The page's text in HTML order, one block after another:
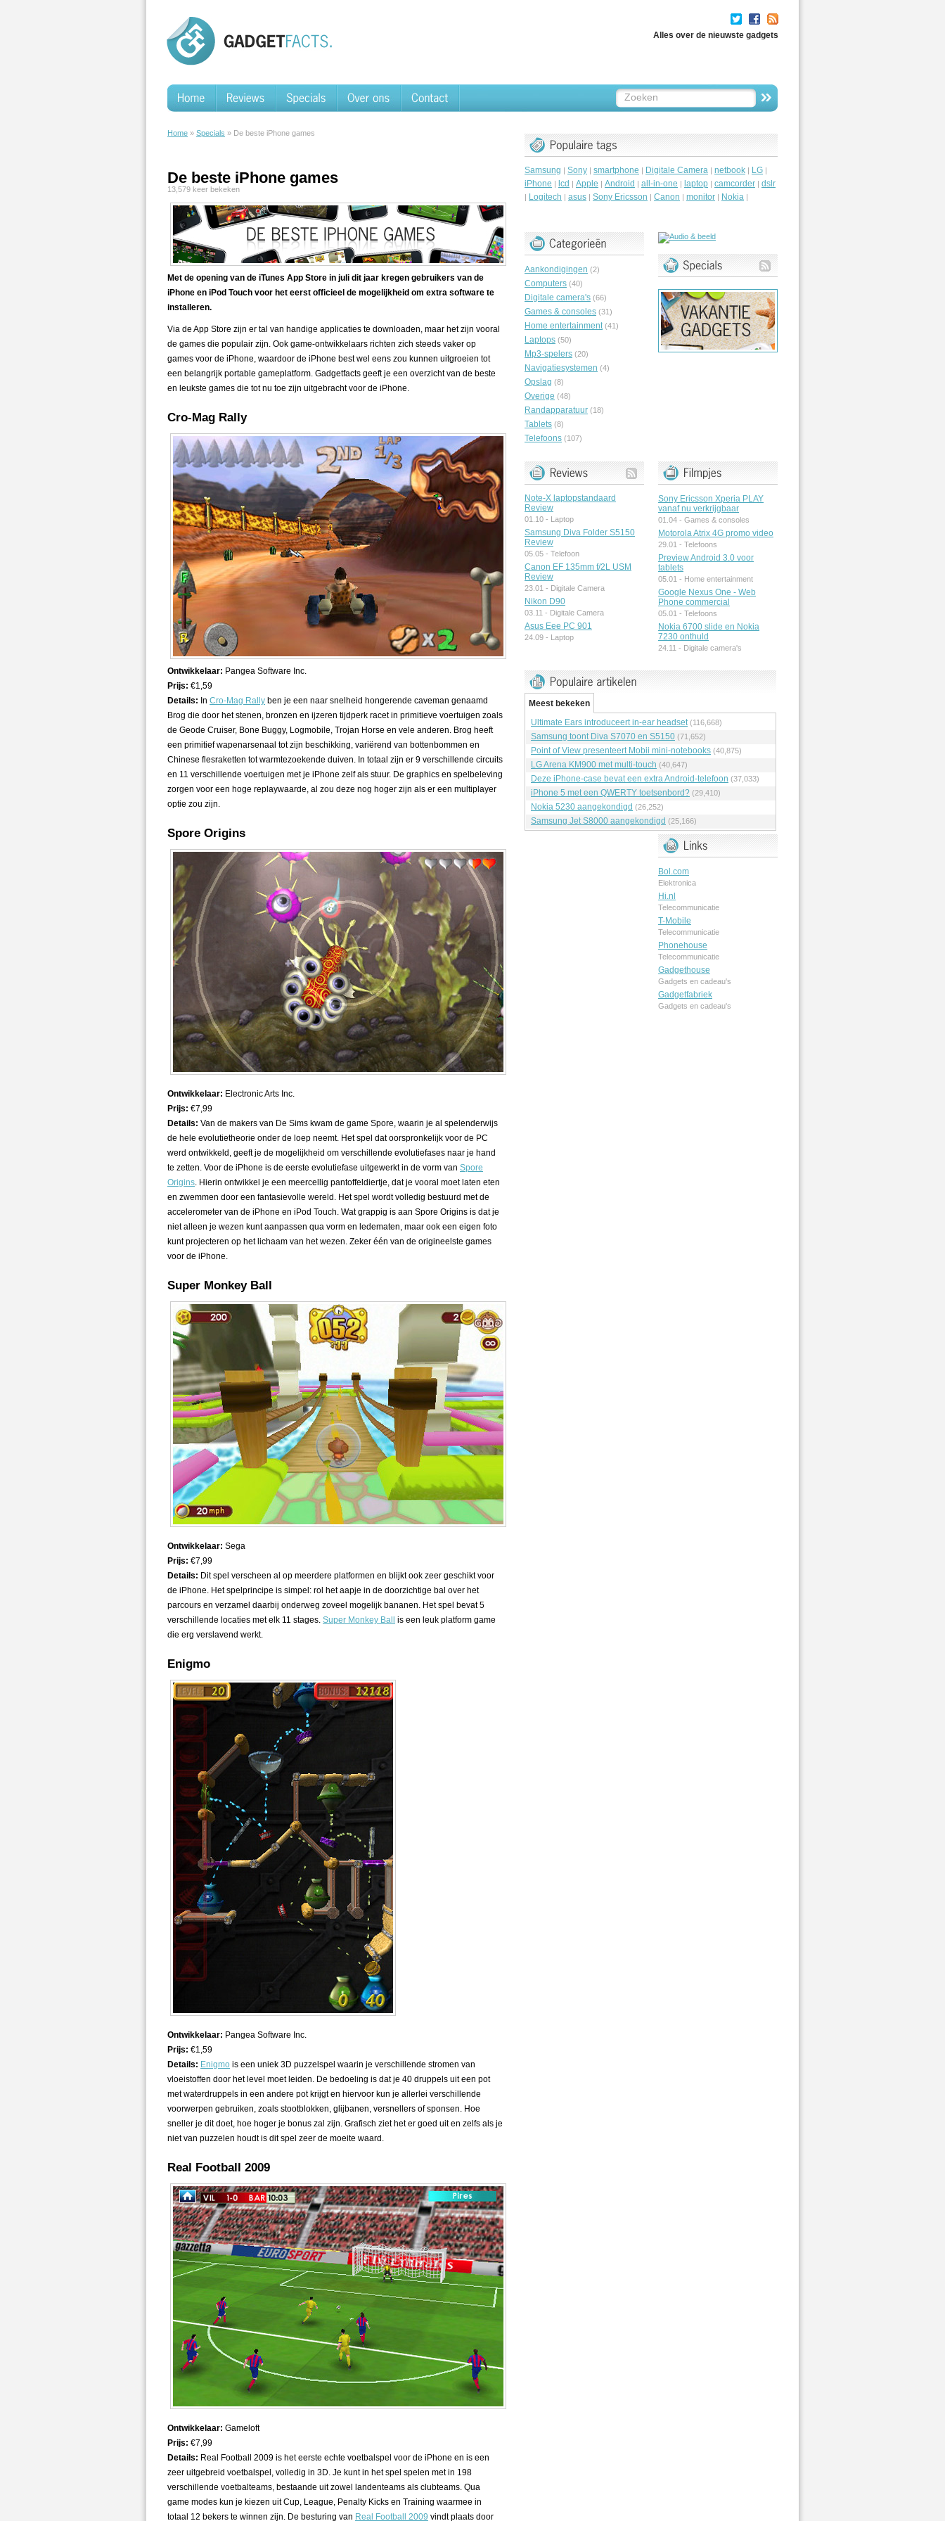
Alles over de nieuwste gadgets
Home » Specials » De beste iPhone games
De beste iPhone games
13,579 keer bekeken
Met de opening van de iTunes App Store in juli dit jaar kregen gebruikers van de
iPhone en iPod Touch voor het eerst officieel de mogelijkheid om extra software te
installeren.
Via de App Store zijn er tal van handige applicaties te downloaden, maar het zijn vooral
de games die populair zijn. Ook game-ontwikkelaars richten zich steeds vaker op
games voor de iPhone, waardoor de iPhone best wel eens zou kunnen uitgroeien tot
een belangrijk portable gameplatform. Gadgetfacts geeft je een overzicht van de beste
en leukste games die tot nu toe zijn uitgebracht voor de iPhone.
Cro-Mag Rally
Ontwikkelaar: Pangea Software Inc.
Prijs: €1,59
Details: In Cro-Mag Rally ben je een naar snelheid hongerende caveman genaamd
Brog die door het stenen, bronzen en ijzeren tijdperk racet in primitieve voertuigen zoals
de Geode Cruiser, Bone Buggy, Logmobile, Trojan Horse en vele anderen. Brog heeft
een primitief wapenarsenaal tot zijn beschikking, variërend van bottenbommen en
Chinese flesraketten tot warmtezoekende duiven. In totaal zijn er 9 verschillende circuits
en 11 verschillende voertuigen met je iPhone zelf als stuur. De graphics en spelbeleving
zorgen voor een hoge replaywaarde, al zou deze nog hoger zijn als er een multiplayer
optie zou zijn.
Spore Origins
Ontwikkelaar: Electronic Arts Inc.
Prijs: €7,99
Details: Van de makers van De Sims kwam de game Spore, waarin je al spelenderwijs
de hele evolutietheorie onder de loep neemt. Het spel dat oorspronkelijk voor de PC
werd ontwikkeld, geeft je de mogelijkheid om verschillende evolutiefases naar je hand
te zetten. Voor de iPhone is de eerste evolutiefase uitgewerkt in de vorm van Spore
Origins. Hierin ontwikkel je een meercellig pantoffeldiertje, dat je vooral moet laten eten
en zwemmen door een fantasievolle wereld. Het spel wordt volledig bestuurd met de
accelerometer van de iPhone en iPod Touch. Wat grappig is aan Spore Origins is dat je
niet alleen je wezen kunt aanpassen qua vorm en ledematen, maar ook een eigen foto
kunt projecteren op het lichaam van het wezen. Zeker één van de origineelste games
voor de iPhone.
Super Monkey Ball
Ontwikkelaar: Sega
Prijs: €7,99
Details: Dit spel verscheen al op meerdere platformen en blijkt ook zeer geschikt voor
de iPhone. Het spelprincipe is simpel: rol het aapje in de doorzichtige bal over het
parcours en verzamel daarbij onderweg zoveel mogelijk bananen. Het spel bevat 5
verschillende locaties met elk 11 stages. Super Monkey Ball
is een leuk platform game
die erg verslavend werkt.
Enigmo
Ontwikkelaar: Pangea Software Inc.
Prijs: €1,59
Details: Enigmo is een uniek 3D puzzelspel waarin je verschillende stromen van
vloeistoffen door het level moet leiden. De bedoeling is dat je 40 druppels uit een pot
met waterdruppels in een andere pot krijgt en hiervoor kun je allerlei verschillende
voorwerpen gebruiken, zoals stootblokken, glijbanen, versnellers of sponsen. Hoe
sneller je dit doet, hoe hoger je bonus zal zijn. Grafisch ziet het er goed uit en zelfs als je
niet van puzzelen houdt is dit spel zeer de moeite waard.
Real Football 2009
Ontwikkelaar: Gameloft
Prijs: €7,99
Details: Real Football 2009 is het eerste echte voetbalspel voor de iPhone en is een
zeer uitgebreid voetbalspel, volledig in 3D. Je kunt in het spel spelen met in 198
verschillende voetbalteams, bestaande uit zowel landenteams als clubteams. Qua
game modes kun je kiezen uit Cup, League, Penalty Kicks en Training waarmee in
totaal 12 bekers te winnen zijn. De besturing van Real Football 2009 vindt plaats door
Samsung | Sony | smartphone | Digitale Camera | netbook | LG |
iPhone | lcd | Apple | Android | all-in-one | laptop | camcorder | dslr
| Logitech | asus | Sony Ericsson | Canon | monitor | Nokia |
Aankondigingen (2)
Computers (40)
Digitale camera's (66)
Games & consoles (31)
Home entertainment (41)
Laptops (50)
Mp3-spelers (20)
Navigatiesystemen (4)
Opslag (8)
Overige (48)
Randapparatuur (18)
Tablets (8)
Telefoons (107)
Note-X laptopstandaard
Review
01.10 - Laptop
Samsung Diva Folder S5150
Review
05.05 - Telefoon
Canon EF 135mm f/2L USM
Review
23.01 - Digitale Camera
Nikon D90
03.11 - Digitale Camera
Asus Eee PC 901
24.09 - Laptop
Sony Ericsson Xperia PLAY
vanaf nu verkrijgbaar
01.04 - Games & consoles
Motorola Atrix 4G promo video
29.01 - Telefoons
Preview Android 3.0 voor
tablets
05.01 - Home entertainment
Google Nexus One - Web
Phone commercial
05.01 - Telefoons
Nokia 6700 slide en Nokia
7230 onthuld
24.11 - Digitale camera's
Meest bekeken
Ultimate Ears introduceert in-ear headset (116,668)
Samsung toont Diva S7070 en S5150 (71,652)
Point of View presenteert Mobii mini-notebooks (40,875)
LG Arena KM900 met multi-touch (40,647)
Deze iPhone-case bevat een extra Android-telefoon (37,033)
iPhone 5 met een QWERTY toetsenbord? (29,410)
Nokia 5230 aangekondigd (26,252)
Samsung Jet S8000 aangekondigd (25,166)
Bol.com
Elektronica
Hi.nl
Telecommunicatie
T-Mobile
Telecommunicatie
Phonehouse
Telecommunicatie
Gadgethouse
Gadgets en cadeau's
Gadgetfabriek
Gadgets en cadeau's